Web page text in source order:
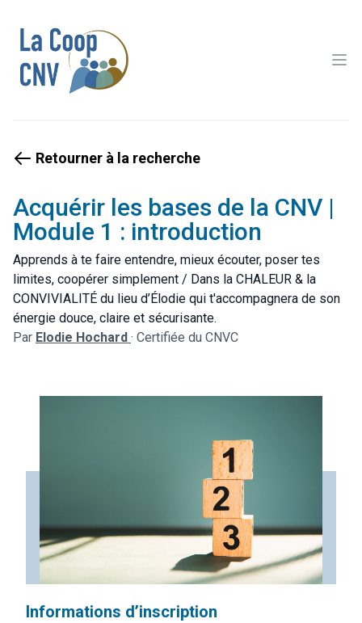
Retourner à la recherche
Acquérir les bases de la CNV |
Module 1 : introduction
Apprends à te faire entendre, mieux écouter, poser tes
limites, coopérer simplement / Dans la CHALEUR & la
CONVIVIALITÉ du lieu d’Élodie qui t'accompagnera de son
énergie douce, claire et sécurisante.
Par Elodie Hochard · Certifiée du CNVC
Informations d’inscription